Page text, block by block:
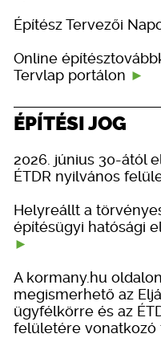
Építész Tervezői
Online
Tervlap portálon
ÉPÍTÉSI JOG
2026. június 30-ától
ÉTDR nyilvános
Helyreállt a
építésügyi hatósági
A kormany.hu
megismerhető az
ügyfélkörre és az
felületére vonatkozó